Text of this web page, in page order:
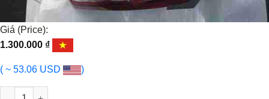
Giá (Price):
1.300.000 ₫
( ~ 53.06 USD )
Đèn hậu Toyota Vios 2010 số lượng